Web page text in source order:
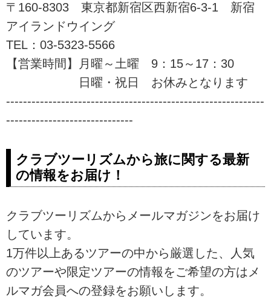
非ご参加下さい。
〒160-8303 東京都新宿区西新宿6-3-1 新宿
アイランドウイング
TEL：03-5323-5566
【営業時間】月曜～土曜 9：15～17：30
日曜・祝日 お休みとなります
-------------------------------------------------------------
------------------------------
クラブツーリズムから旅に関する最新
の情報をお届け！
クラブツーリズムからメールマガジンをお届け
しています。
1万件以上あるツアーの中から厳選した、人気
のツアーや限定ツアーの情報をご希望の方はメ
ルマガ会員への登録をお願いします。